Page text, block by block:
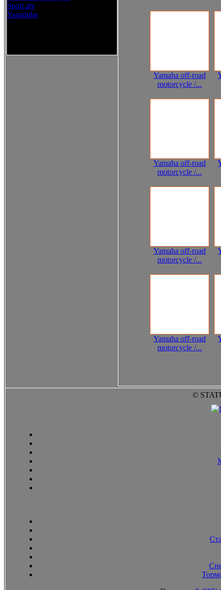
Sport atv
Yamalube
Yamaha off-road
motorcycle /...
Yamaha off-road
motorcycle /...
Yamaha off-road
motorcycle /...
Yamaha off-road
motorcycle /...
©